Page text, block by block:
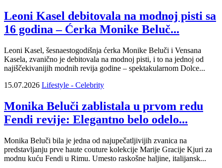
Leoni Kasel debitovala na modnoj pisti sa
16 godina – Ćerka Monike Beluč...
Leoni Kasel, šesnaestogodišnja ćerka Monike Beluči i Vensana
Kasela, zvanično je debitovala na modnoj pisti, i to na jednoj od
najiščekivanijih modnih revija godine – spektakularnom Dolce...
15.07.2026 Lifestyle - Celebrity
Monika Beluči zablistala u prvom redu
Fendi revije: Elegantno belo odelo...
Monika Beluči bila je jedna od najupečatljivijih zvanica na
predstavljanju prve haute couture kolekcije Marije Gracije Kjuri za
modnu kuću Fendi u Rimu. Umesto raskošne haljine, italijansk...